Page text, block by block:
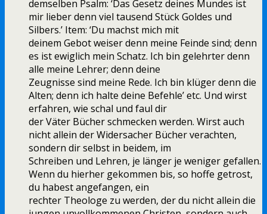
demselben Psalm: ‘Das Gesetz deines Mundes ist
mir lieber denn viel tausend Stück Goldes und
Silbers.’ Item: ‘Du machst mich mit
deinem Gebot weiser denn meine Feinde sind; denn
es ist ewiglich mein Schatz. Ich bin gelehrter denn
alle meine Lehrer; denn deine
Zeugnisse sind meine Rede. Ich bin klüger denn die
Alten; denn ich halte deine Befehle’ etc. Und wirst
erfahren, wie schal und faul dir
der Väter Bücher schmecken werden. Wirst auch
nicht allein der Widersacher Bücher verachten,
sondern dir selbst in beidem, im
Schreiben und Lehren, je länger je weniger gefallen.
Wenn du hierher gekommen bis, so hoffe getrost,
du habest angefangen, ein
rechter Theologe zu werden, der du nicht allein die